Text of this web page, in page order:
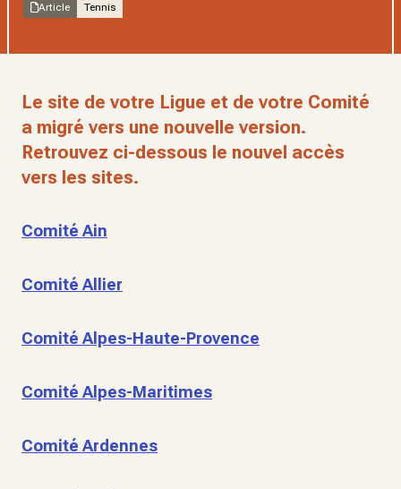
Article Tennis
Le site de votre Ligue et de votre Comité
a migré vers une nouvelle version.
Retrouvez ci-dessous le nouvel accès
vers les sites.
Comité Ain
Comité Allier
Comité Alpes-Haute-Provence
Comité Alpes-Maritimes
Comité Ardennes